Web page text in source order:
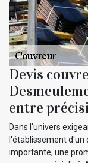
Devis
entre
Dans l'univers
l'établissement d'un
importante, une